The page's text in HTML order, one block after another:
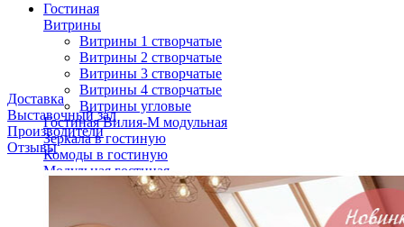
Гостиная
Витрины
Витрины 1 створчатые
Витрины 2 створчатые
Витрины 3 створчатые
Витрины 4 створчатые
Витрины угловые
Гостиная Вилия-М модульная
Зеркала в гостиную
Комоды в гостиную
Модульная гостиная
Модульная мебель Молодечно
Полки для гостиной
Доставка
Выставочный зал
Производители
Отзывы